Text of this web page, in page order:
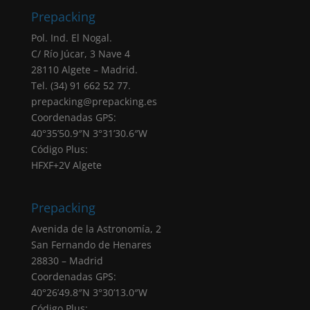
otorgado marcando la correspondiente
serán tratados en base a nuestra
privacidad”
Negativa otorgar el consentimiento: El hecho
de que no introduzcas los datos que
aparecen marcados como obligatorios en el
formulario tendrá como consecuencia la no
atención de su solicitud.
Destinatarios: Sus datos no serán cedidos a
ninguna empresa, salvo obligación legal.
suprimir sus datos, portabilidad de los datos,
derecho a no ser objeto de decisiones
automatizadas, así como a obtener
información clara y transparente sobre el
tratamiento de sus datos, tal como se explica
en la información adicional.
Prepacking
Pol. Ind. El Nogal.
C/ Río Júcar, 3 Nave 4
28110 Algete – Madrid.
Tel. (34) 91 662 52 77.
prepacking@prepacking.es
Coordenadas GPS:
40°35’50.9″N 3°31’30.6″W
Código Plus:
HFXF+2V Algete
Prepacking
Avenida de la Astronomía, 2
San Fernando de Henares
28830 – Madrid
Coordenadas GPS:
40°26’49.8″N 3°30’13.0″W